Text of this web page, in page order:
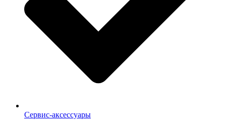
Сервис-аксессуары